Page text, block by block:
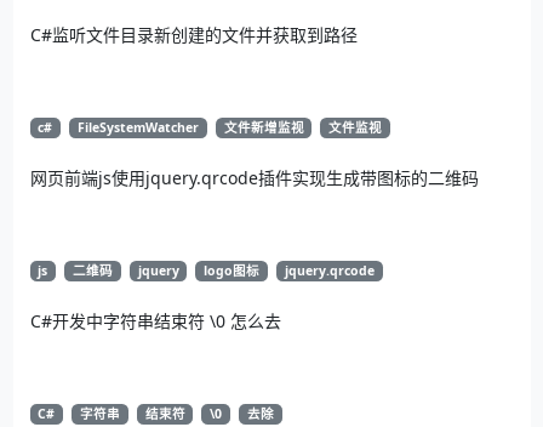
C#监听文件目录新创建的文件并获取到路径
c# FileSystemWatcher 文件新增监视 文件监视
网页前端js使用jquery.qrcode插件实现生成带图标的二维码
js 二维码 jquery logo图标 jquery.qrcode
C#开发中字符串结束符 \0 怎么去
C# 字符串 结束符 \0 去除